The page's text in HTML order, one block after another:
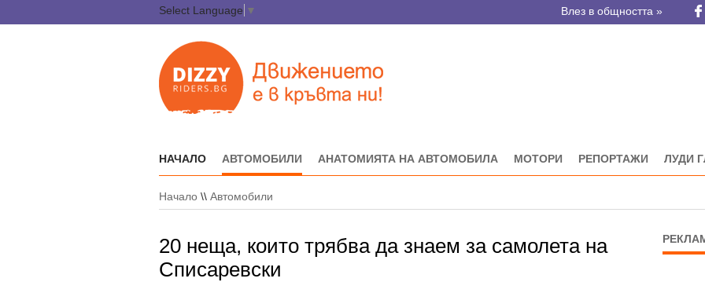
Select Language ▼ Влез в общността »
НАЧАЛО АВТОМОБИЛИ АНАТОМИЯТА НА АВТОМОБИЛА МОТОРИ РЕПОРТАЖИ ЛУДИ
Начало \\ Автомобили
20 неща, които трябва да знаем за самолета на
Списаревски